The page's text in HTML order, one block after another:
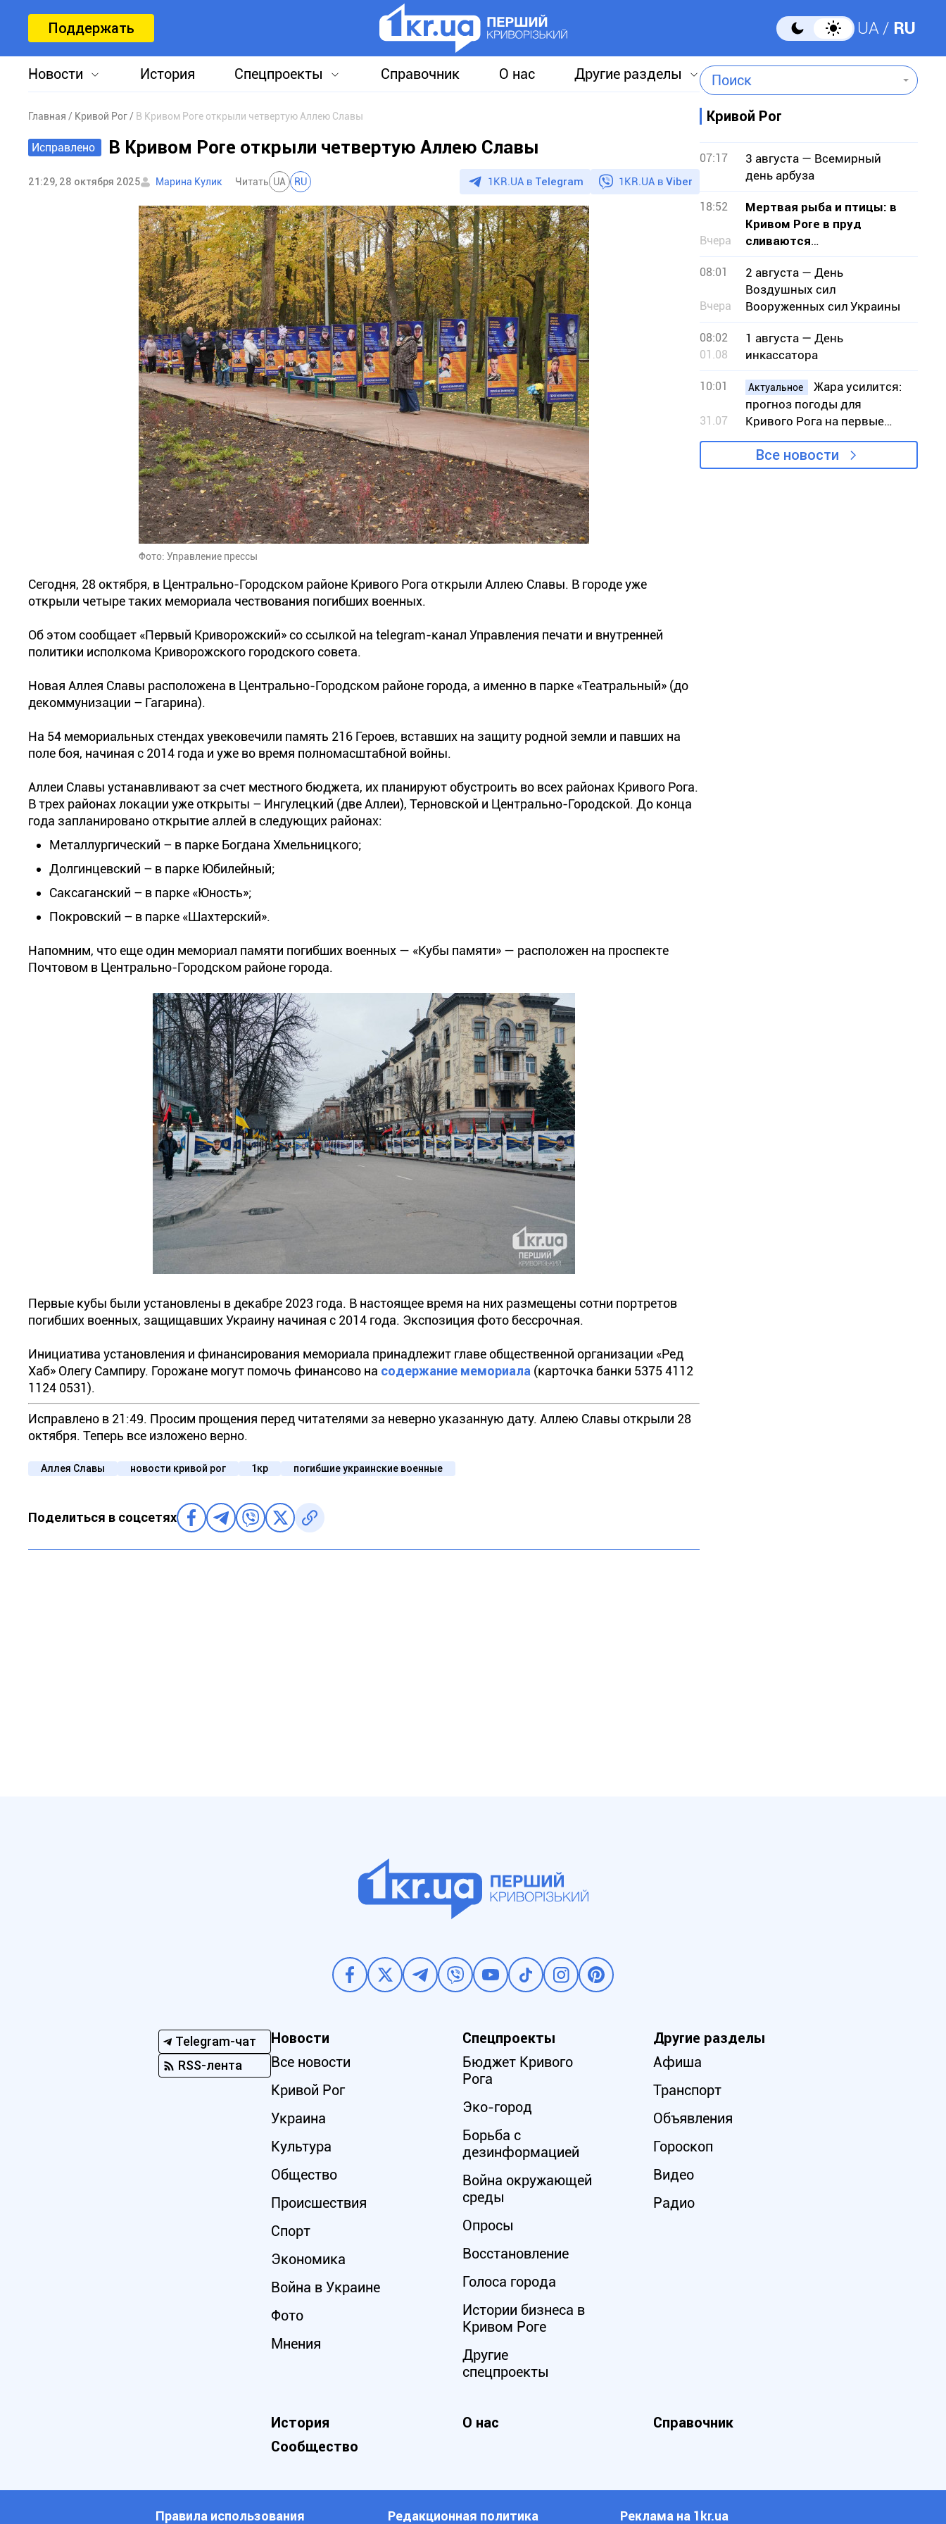
Поддержать UA RU
Новости История Спецпроекты Справочник О нас Другие разделы Поиск
Главная Кривой Рог В Кривом Роге открыли четвертую Аллею Славы
Исправлено В Кривом Роге открыли четвертую Аллею Славы
21:29, 28 октября 2025 Марина Кулик Читать UA RU 1KR.UA в Telegram 1KR.UA в Viber
Фото: Управление прессы
Сегодня, 28 октября, в Центрально-Городском районе Кривого Рога открыли Аллею Славы. В городе уже
открыли четыре таких мемориала чествования погибших военных.
Об этом сообщает «Первый Криворожский» со ссылкой на telegram-канал Управления печати и внутренней
политики исполкома Криворожского городского совета.
Новая Аллея Славы расположена в Центрально-Городском районе города, а именно в парке «Театральный» (до
декоммунизации – Гагарина).
На 54 мемориальных стендах увековечили память 216 Героев, вставших на защиту родной земли и павших на
поле боя, начиная с 2014 года и уже во время полномасштабной войны.
Аллеи Славы устанавливают за счет местного бюджета, их планируют обустроить во всех районах Кривого Рога.
В трех районах локации уже открыты – Ингулецкий (две Аллеи), Терновской и Центрально-Городской. До конца
года запланировано открытие аллей в следующих районах:
Металлургический – в парке Богдана Хмельницкого;
Долгинцевский – в парке Юбилейный;
Саксаганский – в парке «Юность»;
Покровский – в парке «Шахтерский».
Напомним, что еще один мемориал памяти погибших военных — «Кубы памяти» — расположен на проспекте
Почтовом в Центрально-Городском районе города.
Первые кубы были установлены в декабре 2023 года. В настоящее время на них размещены сотни портретов
погибших военных, защищавших Украину начиная с 2014 года. Экспозиция фото бессрочная.
Инициатива установления и финансирования мемориала принадлежит главе общественной организации «Ред
Хаб» Олегу Сампиру. Горожане могут помочь финансово на содержание мемориала (карточка банки 5375 4112
1124 0531).
Исправлено в 21:49. Просим прощения перед читателями за неверно указанную дату. Аллею Славы открыли 28
октября. Теперь все изложено верно.
Аллея Славы новости кривой рог 1кр погибшие украинские военные
Поделиться в соцсетях
Кривой Рог
07:17
3 августа — Всемирный
день арбуза
18:52
Вчера
Мертвая рыба и птицы: в
Кривом Роге в пруд
сливаются
канализационные стоки
08:01
Вчера
2 августа — День
Воздушных сил
Вооруженных сил Украины
08:02
01.08
1 августа — День
инкассатора
10:01
31.07
Актуальное
Жара усилится:
прогноз погоды для
Кривого Рога на первые
выходные августа
Все новости
Telegram-чат
RSS-лента
Новости
Все новости
Кривой Рог
Украина
Культура
Общество
Происшествия
Спорт
Экономика
Война в Украине
Фото
Мнения
Спецпроекты
Бюджет Кривого
Рога
Эко-город
Борьба с
дезинформацией
Война окружающей
среды
Опросы
Восстановление
Голоса города
Истории бизнеса в
Кривом Роге
Другие
спецпроекты
Другие разделы
Афиша
Транспорт
Объявления
Гороскоп
Видео
Радио
История О нас
Справочник
Сообщество
Правила использования Редакционная политика Реклама на 1kr.ua